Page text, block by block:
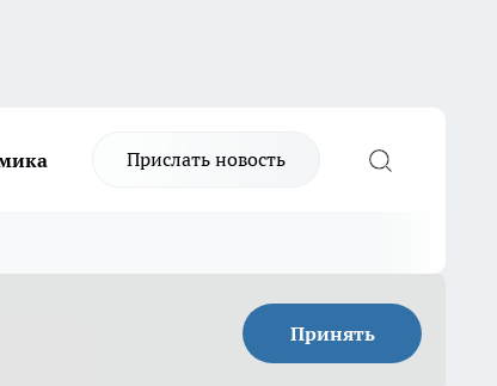
Прислать новость
Принять